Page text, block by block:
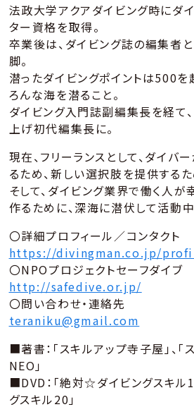
法政大学アクアダイビング時にダ
ター資格を取得。
卒業後は、ダイビング誌の編集者
脚。
潜ったダイビングポイントは500を
ろんな海を潜ること。
ダイビング入門誌副編集長を経て
上げ初代編集長に。
現在、フリーランスとして、ダイバ
るため、新しい選択肢を提供するた
そして、ダイビング業界で働く人
作るために、深海に潜伏して活動中
〇詳細プロフィール／コンタクト
https://divingman.co.jp/
〇NPOプロジェクトセーフダイブ
http://safedive.or.jp/
〇問い合わせ・連絡先
teraniku@gmail.com
■著書：「スキルアップ寺子屋」、
NEO」
■DVD：「絶対☆ダイビングスキル
グスキル20」